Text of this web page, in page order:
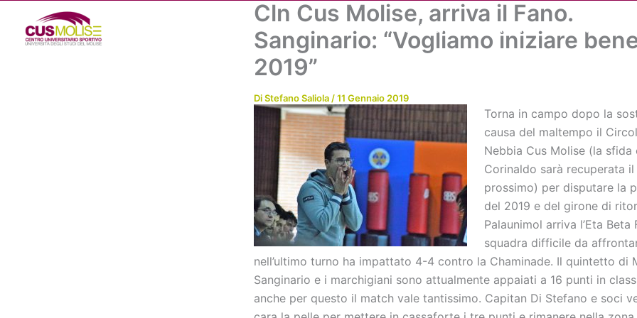
contenuto
Chi siamo Attività News
Cln Cus Molise, arriva il Fano.
Sanginario: “Vogliamo iniziare
2019”
DiStefano Saliola /11 Gennaio 2019
Torna in campo dopo la
causa del maltempo il
Nebbia Cus Molise (la sfida
Corinaldo sarà recuperata
prossimo) per disputare la
del 2019 e del girone di
Palaunimol arriva l’Eta Beta
squadra difficile da
nell’ultimo turno ha impattato 4-4 contro la Chaminade. Il quintetto di
Sanginario e i marchigiani sono attualmente appaiati a 16 punti in
anche per questo il match vale tantissimo. Capitan Di Stefano e soci